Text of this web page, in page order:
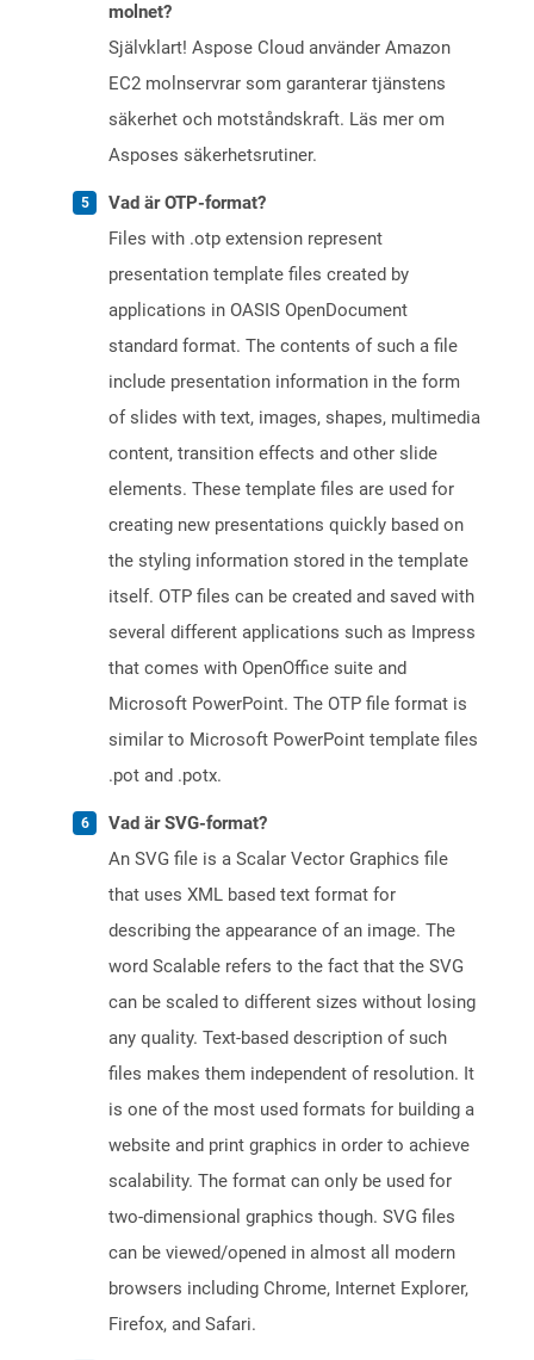
molnet?
Självklart! Aspose Cloud använder Amazon
EC2 molnservrar som garanterar tjänstens
säkerhet och motståndskraft. Läs mer om
Asposes säkerhetsrutiner.
Vad är OTP-format?
Files with .otp extension represent
presentation template files created by
applications in OASIS OpenDocument
standard format. The contents of such a file
include presentation information in the form
of slides with text, images, shapes, multimedia
content, transition effects and other slide
elements. These template files are used for
creating new presentations quickly based on
the styling information stored in the template
itself. OTP files can be created and saved with
several different applications such as Impress
that comes with OpenOffice suite and
Microsoft PowerPoint. The OTP file format is
similar to Microsoft PowerPoint template files
.pot and .potx.
Vad är SVG-format?
An SVG file is a Scalar Vector Graphics file
that uses XML based text format for
describing the appearance of an image. The
word Scalable refers to the fact that the SVG
can be scaled to different sizes without losing
any quality. Text-based description of such
files makes them independent of resolution. It
is one of the most used formats for building a
website and print graphics in order to achieve
scalability. The format can only be used for
two-dimensional graphics though. SVG files
can be viewed/opened in almost all modern
browsers including Chrome, Internet Explorer,
Firefox, and Safari.